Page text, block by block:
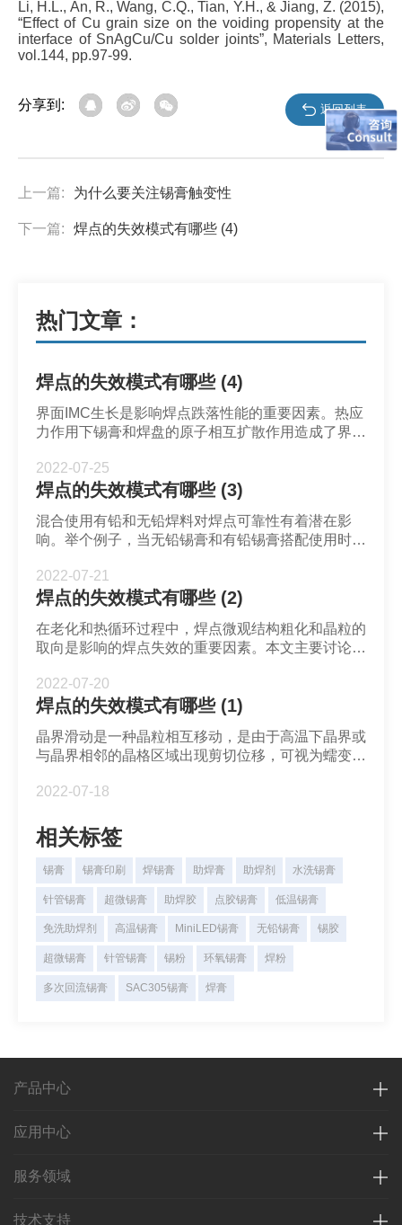
Li, H.L., An, R., Wang, C.Q., Tian, Y.H., & Jiang, Z. (2015),
“Effect of Cu grain size on the voiding propensity at the
interface of SnAgCu/Cu solder joints”, Materials Letters,
vol.144, pp.97-99.
分享到: 返回列表
上一篇: 为什么要关注锡膏触变性
下一篇: 焊点的失效模式有哪些 (4)
热门文章：
焊点的失效模式有哪些 (4)
界面IMC生长是影响焊点跌落性能的重要因素。热应
力作用下锡膏和焊盘的原子相互扩散作用造成了界面
2022-07-25
焊点的失效模式有哪些 (3)
混合使用有铅和无铅焊料对焊点可靠性有着潜在影
响。举个例子，当无铅锡膏和有铅锡膏搭配使用时会
金，因此焊盘上的Sn63Pb37会先熔化，而SAC焊球
仍未熔化。熔化后的Pb会扩散到SAC焊球晶粒边
2022-07-21
焊点的失效模式有哪些 (2)
在老化和热循环过程中，焊点微观结构粗化和晶粒的
取向是影响的焊点失效的重要因素。本文主要讨论锡
响。
2022-07-20
焊点的失效模式有哪些 (1)
晶界滑动是一种晶粒相互移动，是由于高温下晶界或
与晶界相邻的晶格区域出现剪切位移，可视为蠕变过
并使该处出现楔形裂纹。
2022-07-18
相关标签
锡膏 锡膏印刷 焊锡膏 助焊膏 助焊剂 水洗锡膏
针管锡膏 超微锡膏 助焊胶 点胶锡膏 低温锡膏
免洗助焊剂 高温锡膏 MiniLED锡膏 无铅锡膏 锡胶
超微锡膏 针管锡膏 锡粉 环氧锡膏 焊粉
多次回流锡膏 SAC305锡膏 焊膏
产品中心
应用中心
服务领域
技术支持